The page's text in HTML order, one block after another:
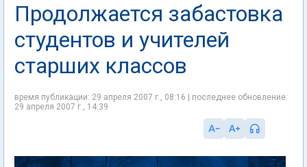
Продолжается забастовка
студентов и учителей
старших классов
время публикации: 29 апреля 2007 г., 08:16 | последнее обновление:
29 апреля 2007 г., 14:39